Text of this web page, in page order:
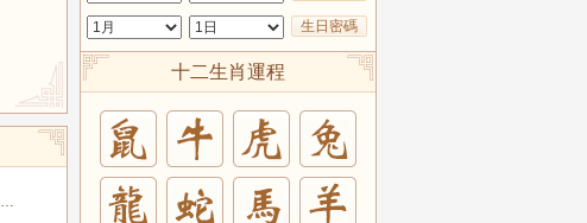
生日密碼
十二生肖運程